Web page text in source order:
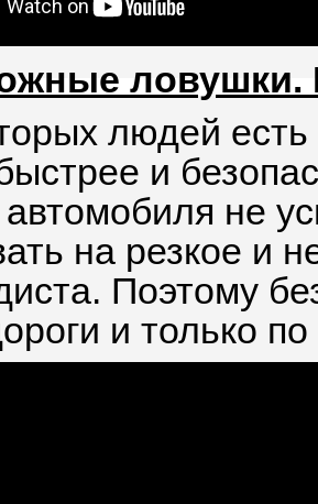
ловушки.
людей
и
не
на резкое и
Поэтому
и только